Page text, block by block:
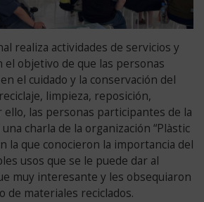
realiza actividades de servicios y
objetivo de que las personas
el cuidado y la conservación del
limpieza, reposición,
ello, las personas participantes de la
charla de la organización “Plàstic
la que conocieron la importancia del
usos que se le puede dar al
muy interesante y les obsequiaron
de materiales reciclados.